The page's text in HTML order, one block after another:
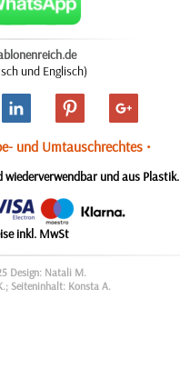
und Englisch)
und Umtauschrechtes •
wiederverwendbar und aus Plastik.
inkl. MwSt
Design: Natali M.
Seiteninhalt: Konsta A.